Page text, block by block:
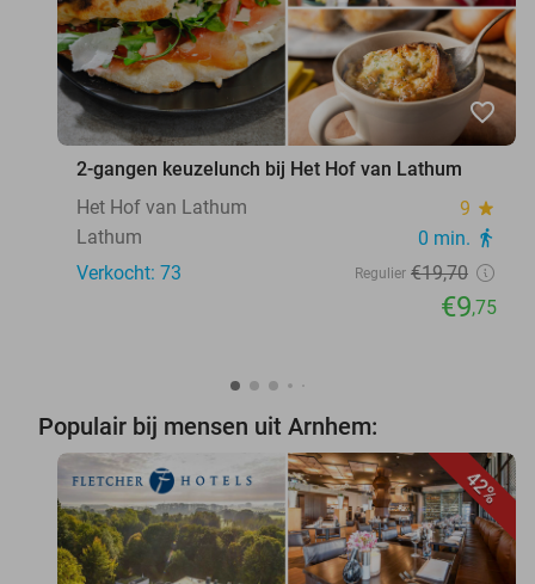
favorite_border
2-gangen keuzelunch bij Het Hof van Lathum
Het Hof van Lathum
9 star
Lathum 0 min. directions_walk
Verkocht: 73 Regulier €19,70
€9,75
Populair bij mensen uit Arnhem:
42%